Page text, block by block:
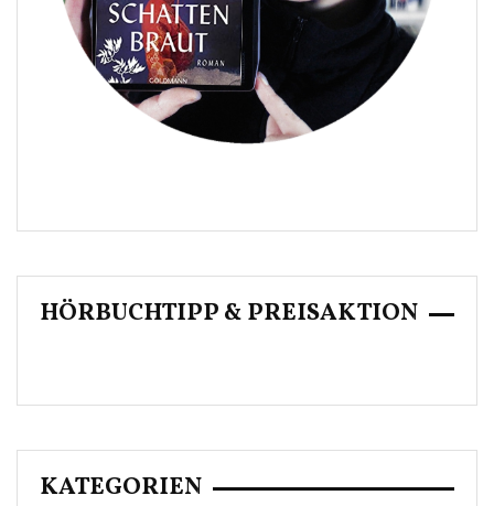
HÖRBUCHTIPP & PREISAKTION
KATEGORIEN